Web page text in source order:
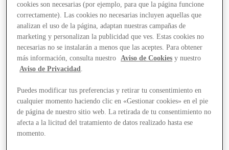
cookies son necesarias (por ejemplo, para que la página funcione
correctamente). Las cookies no necesarias incluyen aquellas que
analizan el uso de la página, adaptan nuestras campañas de
marketing y personalizan la publicidad que ves. Estas cookies no
necesarias no se instalarán a menos que las aceptes. Para obtener
más información, consulta nuestro
Aviso de Cookies y nuestro
Aviso de Privacidad.
Puedes modificar tus preferencias y retirar tu consentimiento en
cualquier momento haciendo clic en «Gestionar cookies» en el pie
de página de nuestro sitio web. La retirada de tu consentimiento no
afecta a la licitud del tratamiento de datos realizado hasta ese
momento.